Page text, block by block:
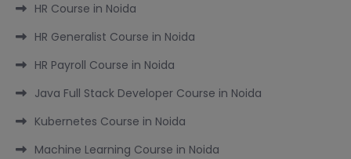
HR Course in Noida
HR Generalist Course in Noida
HR Payroll Course in Noida
Java Full Stack Developer Course in Noida
Kubernetes Course in Noida
Machine Learning Course in Noida